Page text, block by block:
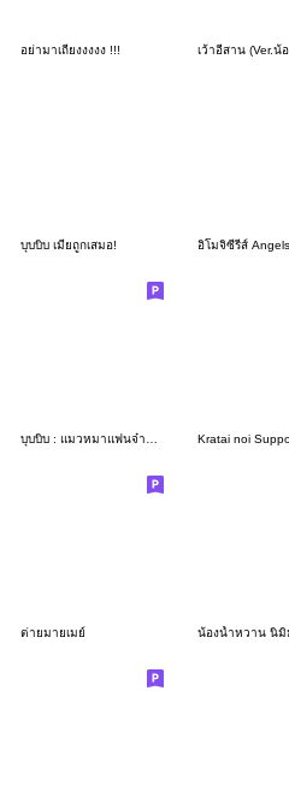
อย่ามาเถียงงงงง !!!
บุบบิบ เมียถูกเสมอ!
ต่ายมายเมย์ น้องน้ำหวาน นิมิ